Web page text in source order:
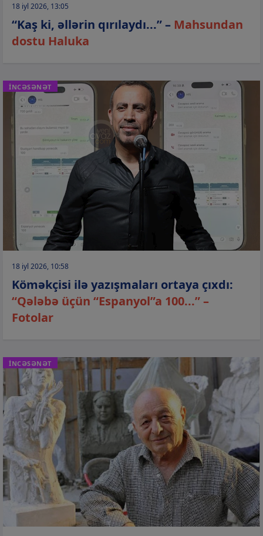
18 iyl 2026, 13:05
“Kaş ki, əllərin qırılaydı...” – Mahsundan
dostu Haluka
İNCƏSƏNƏT
18 iyl 2026, 10:58
Köməkçisi ilə yazışmaları ortaya çıxdı:
“Qələbə üçün “Espanyol”a 100...” –
Fotolar
İNCƏSƏNƏT